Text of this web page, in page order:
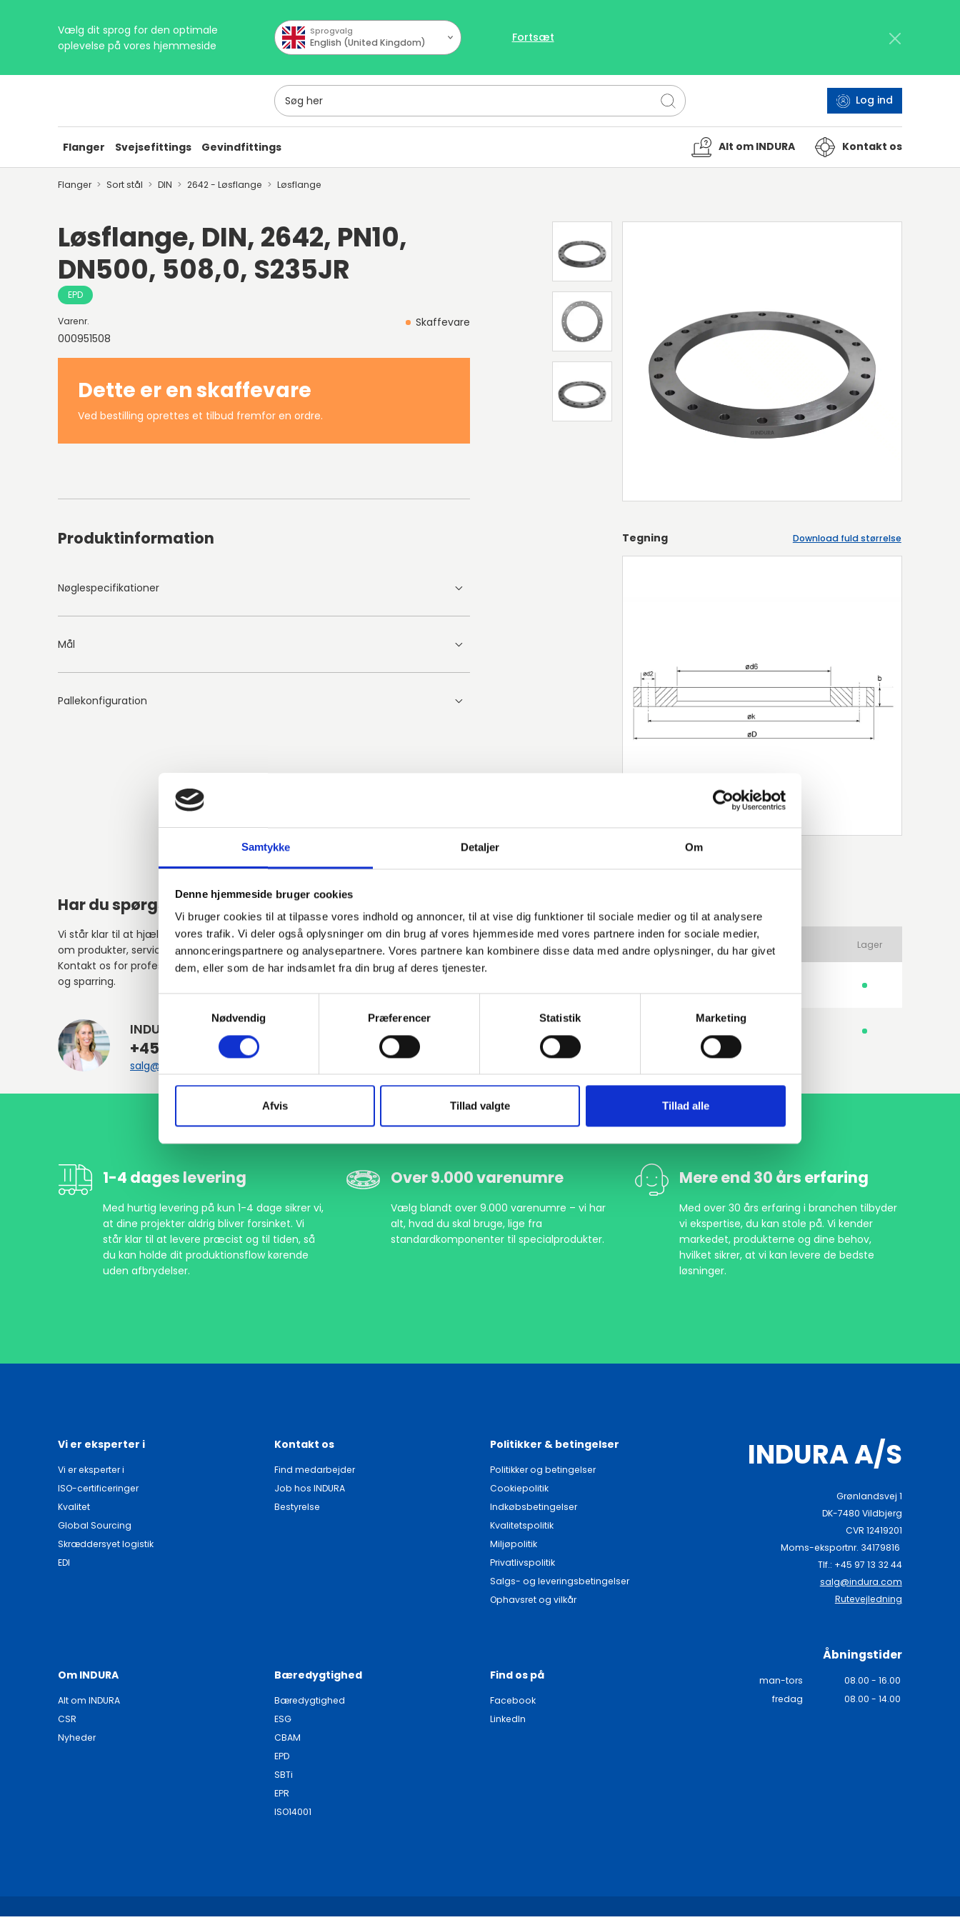
Samtykke Detaljer Om
Denne hjemmeside bruger cookies
Vi bruger cookies til at tilpasse vores indhold og annoncer, til at vise dig funktioner til sociale medier og til at analysere
vores trafik. Vi deler også oplysninger om din brug af vores hjemmeside med vores partnere inden for sociale medier,
annonceringspartnere og analysepartnere. Vores partnere kan kombinere disse data med andre oplysninger, du har givet
dem, eller som de har indsamlet fra din brug af deres tjenester.
Nødvendig
Præferencer Statistik Marketing
Afvis Tillad valgte Tillad alle
Vælg dit sprog for den optimale
oplevelse på vores hjemmeside
Sprogvalg
English (United Kingdom) Fortsæt
Søg her
Log ind
Flanger Svejsefittings Gevindfittings Alt om INDURA Kontakt os
Flanger Sort stål DIN 2642 - Løsflange Løsflange
Løsflange, DIN, 2642, PN10,
DN500, 508,0, S235JR
EPD
Varenr.
000951508
Skaffevare
Dette er en skaffevare
Ved bestilling oprettes et tilbud fremfor en ordre.
Produktinformation
Nøglespecifikationer
Mål
Pallekonfiguration
Tegning Download fuld størrelse
Har du spørgsmål?
Vi står klar til at hjælpe med spørgsmål
om produkter, service eller andet.
Kontakt os for professionel rådgivning
og sparring.
INDURA DK
+45 97 13 32 44
salg@indura.com
Relaterede varer
Varenummer Beskrivelse Norm Materiale Produkttype Lager
1-4 dages levering
Med hurtig levering på kun 1-4 dage sikrer vi,
at dine projekter aldrig bliver forsinket. Vi
står klar til at levere præcist og til tiden, så
du kan holde dit produktionsflow kørende
uden afbrydelser.
Over 9.000 varenumre
Vælg blandt over 9.000 varenumre – vi har
alt, hvad du skal bruge, lige fra
standardkomponenter til specialprodukter.
Mere end 30 års erfaring
Med over 30 års erfaring i branchen tilbyder
vi ekspertise, du kan stole på. Vi kender
markedet, produkterne og dine behov,
hvilket sikrer, at vi kan levere de bedste
løsninger.
Vi er eksperter i
Vi er eksperter i
ISO-certificeringer
Kvalitet
Global Sourcing
Skræddersyet logistik
EDI
Kontakt os
Find medarbejder
Job hos INDURA
Bestyrelse
Politikker & betingelser
Politikker og betingelser
Cookiepolitik
Indkøbsbetingelser
Kvalitetspolitik
Miljøpolitik
Privatlivspolitik
Salgs- og leveringsbetingelser
Ophavsret og vilkår
Om INDURA
Alt om INDURA
CSR
Nyheder
Bæredygtighed
Bæredygtighed
ESG
CBAM
EPD
SBTi
EPR
ISO14001
Find os på
Facebook
LinkedIn
INDURA A/S
Grønlandsvej 1
DK-7480 Vildbjerg
CVR 12419201
Moms-eksportnr. 34179816
Tlf.: +45 97 13 32 44
salg@indura.com
Rutevejledning
Åbningstider
man-tors
08.00 - 16.00
fredag
08.00 - 14.00